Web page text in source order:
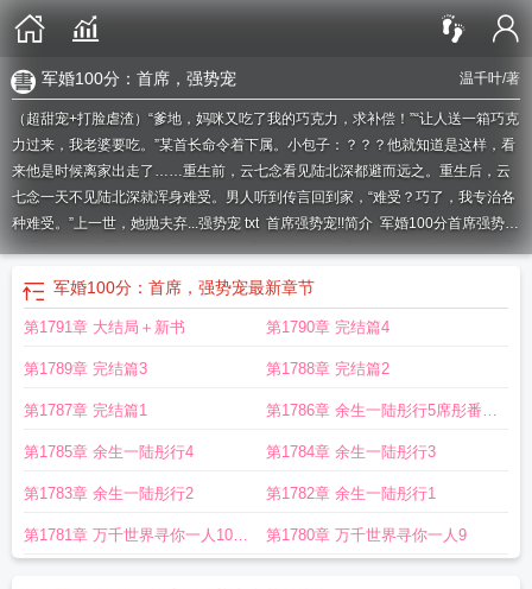
温千叶/著
军婚100分：首席，强势宠
（超甜宠+打脸虐渣）“爹地，妈咪又吃了我的巧克力，求补偿！”“让人送一箱巧克
力过来，我老婆要吃。”某首长命令着下属。小包子：？？？他就知道是这样，看
来他是时候离家出走了……重生前，云七念看见陆北深都避而远之。重生后，云
七念一天不见陆北深就浑身难受。男人听到传言回到家，“难受？巧了，我专治各
种难受。”上一世，她抛夫弃...强势宠 txt 首席强势宠!!简介 军婚100分首席强势宠
免费全文阅读军婚首长体力好笔趣阁最新章节更新强势宠云七念∨陆北首席强
军婚100分首席强势宠免费阅读全文 强势宠温千叶
宠 强势宠未删减
温千叶强势宠免费 强势宠在哪里看 军婚100分首席强势宠全文免费
读军婚100分首席强势宠免费 军婚100分首席强势宠txt重生军婚首席
哪个阅读软件可以看
军婚100分首席强势宠 百度军婚100分首席强势
势宠cp介绍 强势宠左萧凌衣 重生军婚100分首席强势宠
军婚100分首席强势宠
笔趣阁首席强势宠!!军婚100分首席强势宠温千叶 强势宠首军婚100分 首席强
席强势宠微盘军婚100军婚100分首席强势宠免费阅读军婚100分强势首席强
势宠军婚100分首席强势宠免费百度强势宠无删减版军婚100分首席强势宠云
军婚100分：首席，强势宠最新章节
第1791章 大结局＋新书 第1790章 完结篇4
第1789章 完结篇3 第1788章 完结篇2
第1787章 完结篇1 第1786章 余生一陆彤行5席彤番外
完
第1785章 余生一陆彤行4 第1784章 余生一陆彤行3
第1783章 余生一陆彤行2 第1782章 余生一陆彤行1
第1781章 万千世界寻你一人10寻 第1780章 万千世界寻你一人9